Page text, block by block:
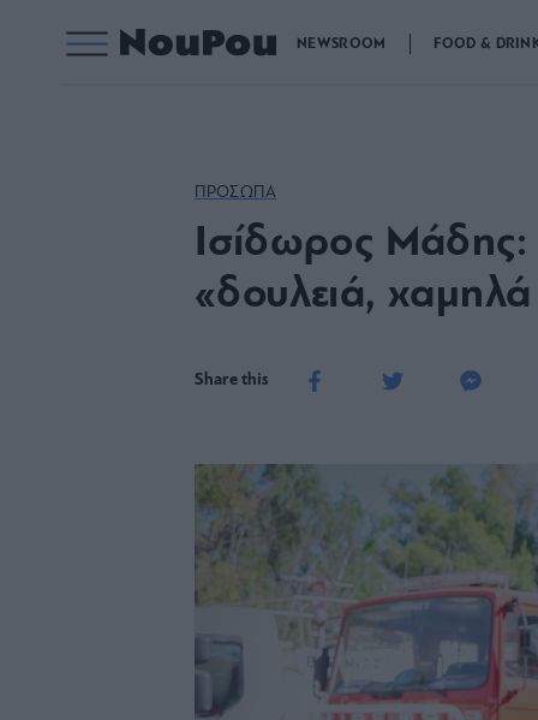
NEWSROOM FOOD &
ΠΡΟΣΩΠΑ
Iσίδωρος Μάδης:
«δουλειά,
Share this